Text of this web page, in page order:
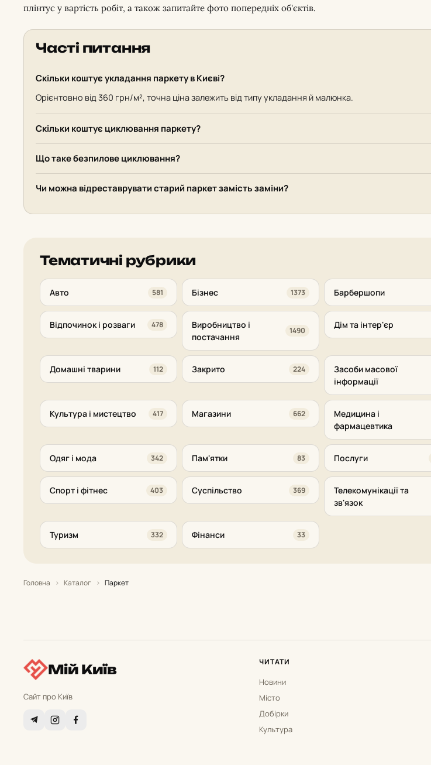
плінтус у вартість робіт, а також запитайте фото попередніх об'єктів.
Часті питання
Скільки коштує укладання паркету в Києві?
Орієнтовно від 360 грн/м², точна ціна залежить від типу укладання й малюнка.
Скільки коштує циклювання паркету?
Що таке безпилове циклювання?
Чи можна відреставрувати старий паркет замість заміни?
Тематичні рубрики
Авто 581 Бізнес 1373 Барбершопи
Відпочинок і розваги 478
Виробництво і
постачання
1490
Дім та інтер'єр
Домашні тварини 112 Закрито 224
Засоби масової
інформації
Культура і мистецтво 417 Магазини 662
Медицина і
фармацевтика
Одяг і мода 342 Пам'ятки 83 Послуги
Спорт і фітнес 403 Суспільство 369
Телекомунікації та
зв'язок
Туризм 332 Фінанси 33
Головна › Каталог › Паркет
Мій Київ
Сайт про Київ
ЧИТАТИ
Новини
Місто
Добірки
Культура